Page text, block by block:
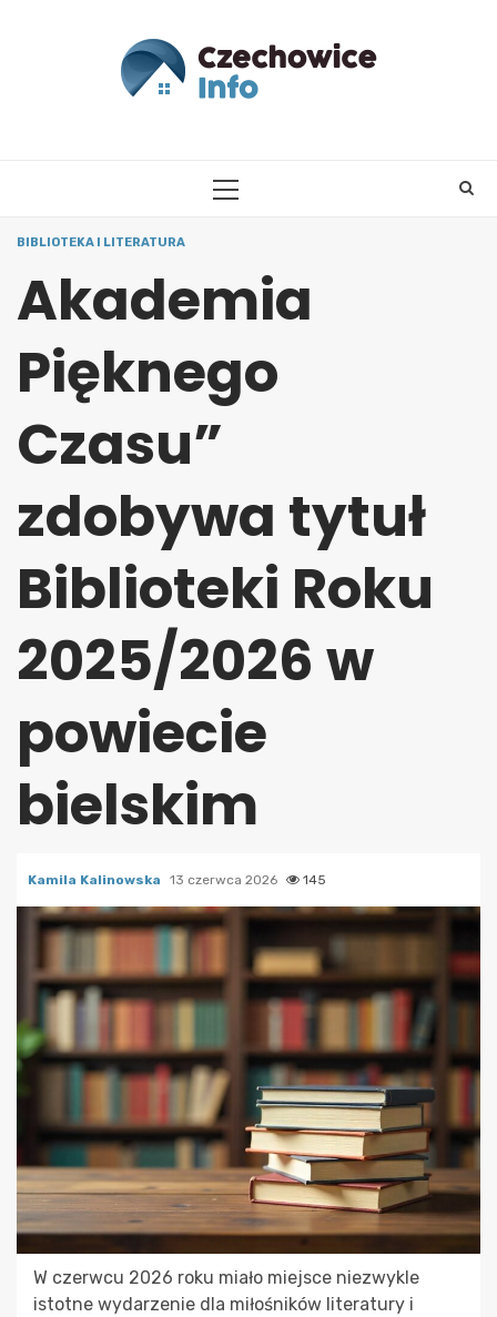
PRIMARY
BIBLIOTEKA I LITERATURA
Akademia
Pięknego
Czasu”
zdobywa tytuł
Biblioteki Roku
2025/2026 w
powiecie
bielskim
Kamila Kalinowska 13 czerwca 2026 145
W czerwcu 2026 roku miało miejsce niezwykle
istotne wydarzenie dla miłośników literatury i